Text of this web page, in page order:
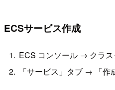
ECSサービス作成
ECS コンソール → クラ
「サービス」タブ → 「作